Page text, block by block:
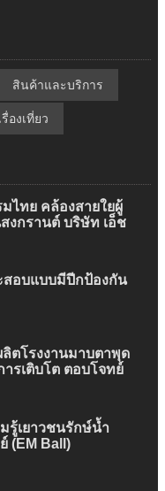
สินค้าและบริการ
องเที่ยว
ไทย คล้องสายใยผู้
งกรานต์ บริษัท เอ็ช
สอบแบบมีปีกป้องกัน
ลิตโรงงานมาบตาพุด
รเติบโต ตอบโจทย์
รู้เยาวชนรักษ์น้ำ
(EM Ball)